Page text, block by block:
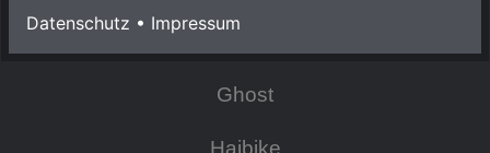
Ghost
Haibike
Datenschutz • Impressum